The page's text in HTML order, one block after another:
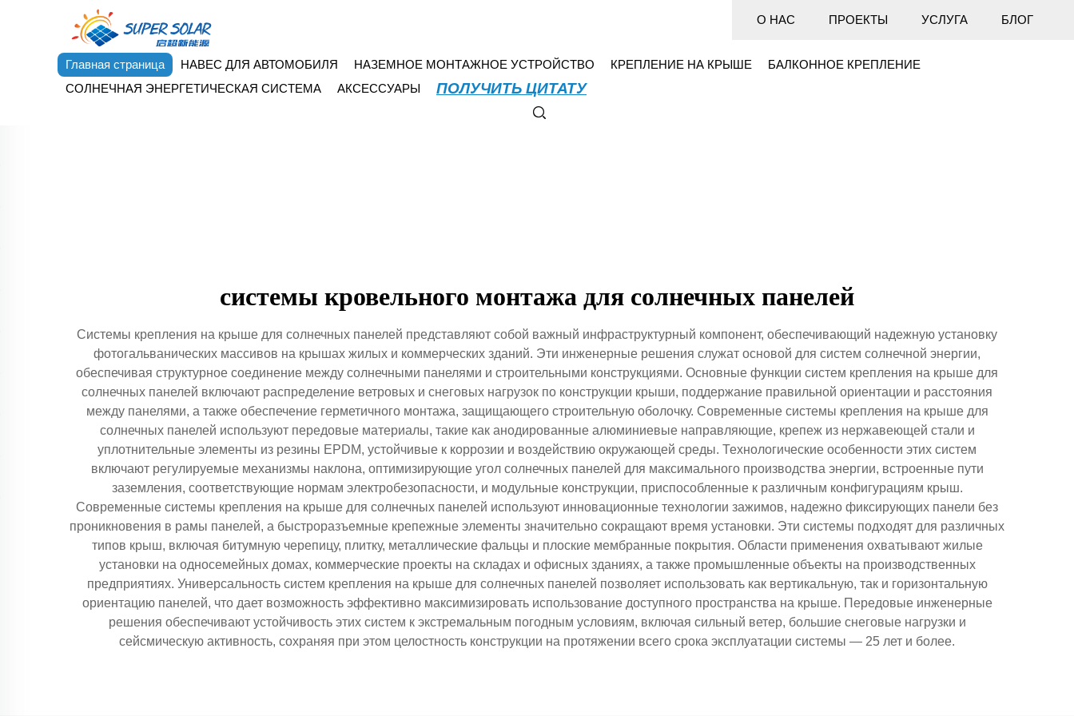
О НАС ПРОЕКТЫ УСЛУГА БЛОГ
Главная страница НАВЕС ДЛЯ АВТОМОБИЛЯ НАЗЕМНОЕ МОНТАЖНОЕ УСТРОЙСТВО КРЕПЛЕНИЕ НА КРЫШЕ
БАЛКОННОЕ КРЕПЛЕНИЕ
СОЛНЕЧНАЯ ЭНЕРГЕТИЧЕСКАЯ СИСТЕМА
АКСЕССУАРЫ ПОЛУЧИТЬ ЦИТАТУ
системы кровельного монтажа для солнечных панелей
Системы крепления на крыше для солнечных панелей представляют собой важный инфраструктурный компонент, обеспечивающий надежную установку
фотогальванических массивов на крышах жилых и коммерческих зданий. Эти инженерные решения служат основой для систем солнечной энергии,
обеспечивая структурное соединение между солнечными панелями и строительными конструкциями. Основные функции систем крепления на крыше для
солнечных панелей включают распределение ветровых и снеговых нагрузок по конструкции крыши, поддержание правильной ориентации и расстояния
между панелями, а также обеспечение герметичного монтажа, защищающего строительную оболочку. Современные системы крепления на крыше для
солнечных панелей используют передовые материалы, такие как анодированные алюминиевые направляющие, крепеж из нержавеющей стали и
уплотнительные элементы из резины EPDM, устойчивые к коррозии и воздействию окружающей среды. Технологические особенности этих систем
включают регулируемые механизмы наклона, оптимизирующие угол солнечных панелей для максимального производства энергии, встроенные пути
заземления, соответствующие нормам электробезопасности, и модульные конструкции, приспособленные к различным конфигурациям крыш.
Современные системы крепления на крыше для солнечных панелей используют инновационные технологии зажимов, надежно фиксирующих панели без
проникновения в рамы панелей, а быстроразъемные крепежные элементы значительно сокращают время установки. Эти системы подходят для различных
типов крыш, включая битумную черепицу, плитку, металлические фальцы и плоские мембранные покрытия. Области применения охватывают жилые
установки на односемейных домах, коммерческие проекты на складах и офисных зданиях, а также промышленные объекты на производственных
предприятиях. Универсальность систем крепления на крыше для солнечных панелей позволяет использовать как вертикальную, так и горизонтальную
ориентацию панелей, что дает возможность эффективно максимизировать использование доступного пространства на крыше. Передовые инженерные
решения обеспечивают устойчивость этих систем к экстремальным погодным условиям, включая сильный ветер, большие снеговые нагрузки и
сейсмическую активность, сохраняя при этом целостность конструкции на протяжении всего срока эксплуатации системы — 25 лет и более.